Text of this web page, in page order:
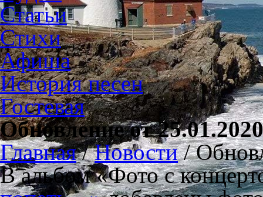
Статьи
Стихи
Афиша
История песен
Гостевая
Обновление от 25.01.2020
Главная/Новости/
В альбом «Фото с